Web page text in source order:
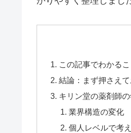
この記事でわかるこ
結論：まず押さえ
キリン堂の薬剤師
業界構造の変化
個人レベルで考